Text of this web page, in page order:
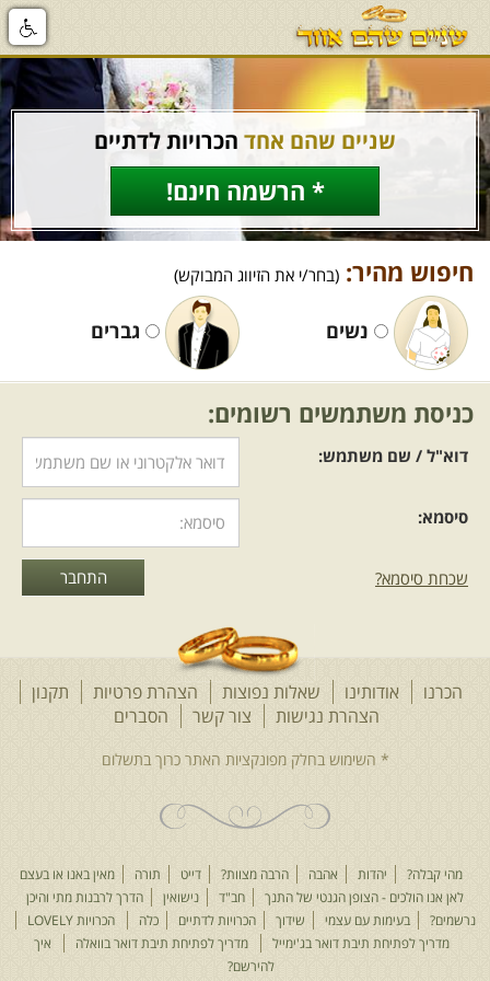
שניים שהם אחד הכרויות לדתיים
* הרשמה חינם!
חיפוש מהיר: (בחר/י את הזיווג המבוקש)
נשים גברים
כניסת משתמשים רשומים:
דוא"ל / שם משתמש:
סיסמא:
שכחת סיסמא?
הכרנו אודותינו שאלות נפוצות הצהרת פרטיות
תקנון
הצהרת נגישות
צור קשר הסברים
מהי קבלה? יהדות אהבה הרבה מצוות? דייט תורה
מאין באנו או בעצם
לאן אנו הולכים - הצופן הגנטי של התנך
חב"ד נישואין
הדרך לרבנות מתי והיכן
נרשמים?
בעימות עם עצמי שידוך הכרויות לדתיים כלה
הכרויות LOVELY
מדריך לפתיחת תיבת דואר בג'ימייל
מדריך לפתיחת תיבת דואר בוואלה
איך
להירשם?